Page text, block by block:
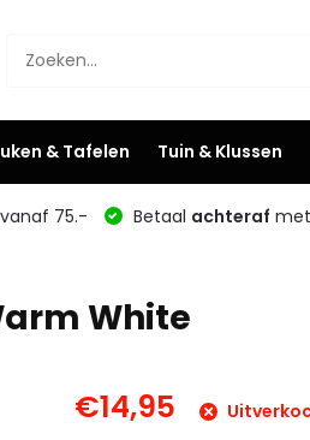
& Tafelen Tuin & Klussen
75.- Betaal achteraf
White
€14,95